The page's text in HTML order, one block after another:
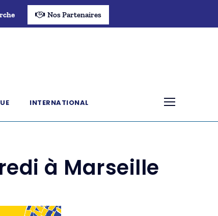
Nos Partenaires
INTERNATIONAL
à Marseille